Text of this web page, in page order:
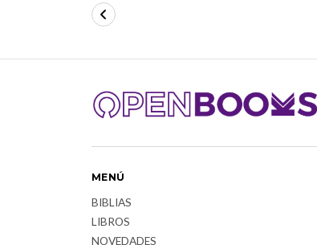
MENÚ
BIBLIAS
LIBROS
NOVEDADES